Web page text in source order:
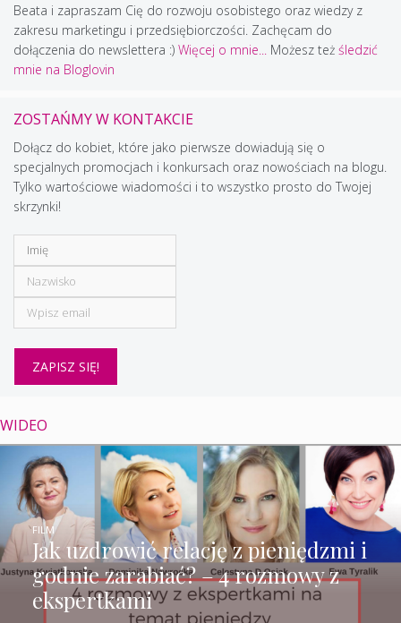
Beata i zapraszam Cię do rozwoju osobistego oraz wiedzy z
zakresu marketingu i przedsiębiorczości. Zachęcam do
dołączenia do newslettera :) Więcej o mnie... Możesz też śledzić
mnie na Bloglovin
ZOSTAŃMY W KONTAKCIE
Dołącz do kobiet, które jako pierwsze dowiadują się o
specjalnych promocjach i konkursach oraz nowościach na blogu.
Tylko wartościowe wiadomości i to wszystko prosto do Twojej
skrzynki!
WIDEO
Jak uzdrowić relację z pieniędzmi i
godnie zarabiać? – 4 rozmowy z
ekspertkami
FILM